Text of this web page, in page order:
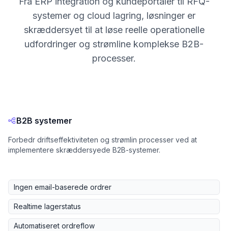
systemer og cloud lagring, løsninger er
skræddersyet til at løse reelle operationelle
udfordringer og strømline komplekse B2B-
processer.
B2B systemer
Forbedr driftseffektiviteten og strømlin processer ved at
implementere skræddersyede B2B-systemer.
Ingen email-baserede ordrer
Realtime lagerstatus
Automatiseret ordreflow